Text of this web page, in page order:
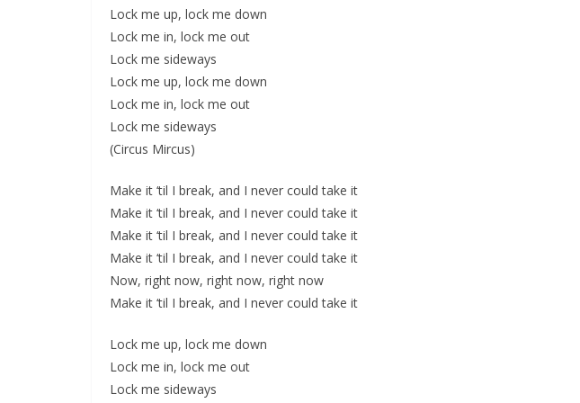
Lock me up, lock me down
Lock me in, lock me out
Lock me sideways
Lock me up, lock me down
Lock me in, lock me out
Lock me sideways
(Circus Mircus)
Make it ‘til I break, and I never could take it
Make it ‘til I break, and I never could take it
Make it ‘til I break, and I never could take it
Make it ‘til I break, and I never could take it
Now, right now, right now, right now
Make it ‘til I break, and I never could take it
Lock me up, lock me down
Lock me in, lock me out
Lock me sideways